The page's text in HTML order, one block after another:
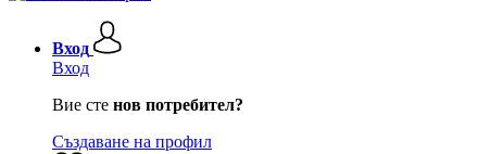
Вход
Вход
Вие сте нов потребител?
Създаване на профил